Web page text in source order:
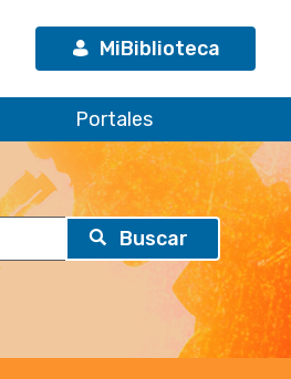
MiBiblioteca
Portales